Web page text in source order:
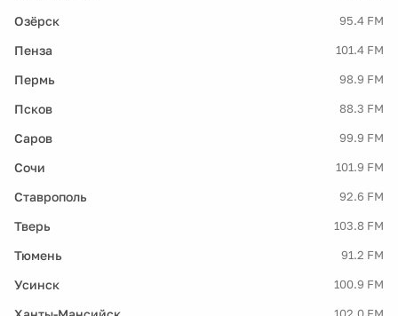
Озёрск 95.4 FM
Пенза 101.4 FM
Пермь 98.9 FM
Псков 88.3 FM
Саров 99.9 FM
Сочи 101.9 FM
Ставрополь 92.6 FM
Тверь 103.8 FM
Тюмень 91.2 FM
Усинск 100.9 FM